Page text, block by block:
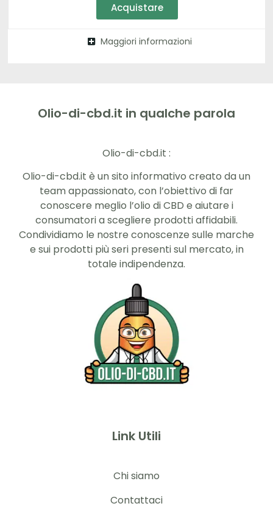
Acquistare
Maggiori informazioni
Olio-di-cbd.it in qualche parola
Olio-di-cbd.it :
Olio-di-cbd.it è un sito informativo creato da un
team appassionato, con l’obiettivo di far
conoscere meglio l’olio di CBD e aiutare i
consumatori a scegliere prodotti affidabili.
Condividiamo le nostre conoscenze sulle marche
e sui prodotti più seri presenti sul mercato, in
totale indipendenza.
Link Utili
Chi siamo
Contattaci